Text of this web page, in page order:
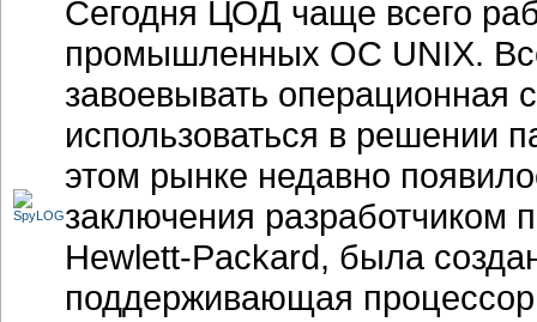
Сегодня ЦОД чаще всего
промышленных ОС UNIX.
завоевывать операционная
использоваться в решении
этом рынке недавно
заключения разработчиком
Hewlett-Packard, была
поддерживающая